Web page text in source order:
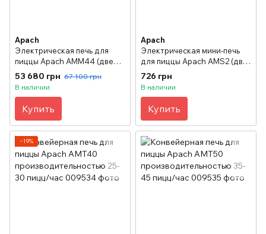
Apach
Электрическая печь для
пиццы Apach АMM44 (две
камеры 700х700х130 мм)
53 680 грн 67 100 грн
В наличии
Купить
Apach
Электрическая мини-печь
для пиццы Apach AMS2 (две
камеры 350х410х75 мм)
726 грн
В наличии
Купить
−19%